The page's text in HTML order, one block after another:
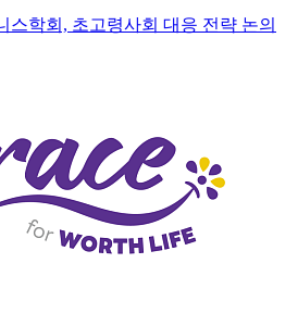
스학회, 초고령사회 대응 전략 논의